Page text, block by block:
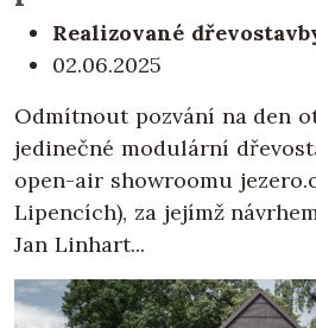
Realizované
02.06.2025
Odmítnout pozvání na den
jedinečné modulární
open-air showroomu
Lipencích), za jejímž
Jan Linhart...